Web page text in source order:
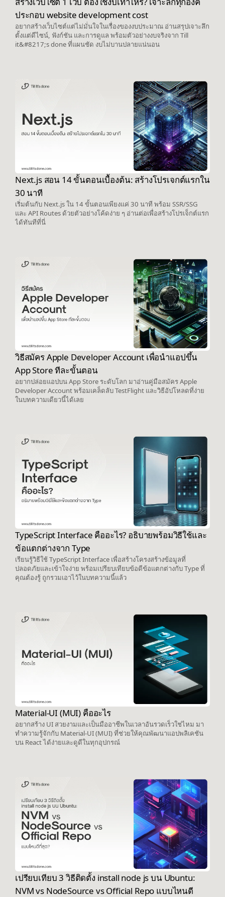
ประกอบ website development cost
อยากสร้างเว็บไซต์แต่ไม่มั่นใจในเรื่องของงบประมาณ อ่านสรุปเจาะลึก
ตั้งแต่ดีไซน์, ฟังก์ชัน และการดูแล พร้อมตัวอย่างงบจริงจาก Till
it&#8217;s done ที่แผนชัด งบไม่บานปลายแน่นอน
Next.js สอน 14 ขั้นตอนเบื้องต้น: สร้างโปรเจกต์แรกใน
30 นาที
เริ่มต้นกับ Next.js ใน 14 ขั้นตอนเพียงแค่ 30 นาที พร้อม SSR/SSG
และ API Routes ด้วยตัวอย่างโค้ดง่าย ๆ อ่านต่อเพื่อสร้างโปรเจ็กต์แรก
ได้ทันทีที่นี่
วิธีสมัคร Apple Developer Account เพื่อนำแอปขึ้น
App Store ทีละขั้นตอน
อยากปล่อยแอปบน App Store ระดับโลก มาอ่านคู่มือสมัคร Apple
Developer Account พร้อมเคล็ดลับ TestFlight และวิธีอัปโหลดที่ง่าย
ในบทความเดียวนี้ได้เลย
TypeScript Interface คืออะไร? อธิบายพร้อมวิธีใช้และ
ข้อแตกต่างจาก Type
เรียนรู้วิธีใช้ TypeScript Interface เพื่อสร้างโครงสร้างข้อมูลที่
ปลอดภัยและเข้าใจง่าย พร้อมเปรียบเทียบข้อดีข้อแตกต่างกับ Type ที่
คุณต้องรู้ ถูกรวมเอาไว้ในบทความนี้แล้ว
Material-UI (MUI) คืออะไร
อยากสร้าง UI สวยงามและเป็นมืออาชีพในเวลาอันรวดเร็วใช่ไหม มา
ทำความรู้จักกับ Material-UI (MUI) ที่ช่วยให้คุณพัฒนาแอปพลิเคชัน
บน React ได้ง่ายและดูดีในทุกอุปกรณ์
เปรียบเทียบ 3 วิธีติดตั้ง install node js บน Ubuntu:
NVM vs NodeSource vs Official Repo แบบไหนดี